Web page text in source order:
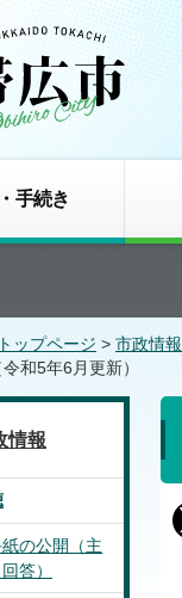
手続き
トップページ > 市政情報
和5年6月更新）
情報
の公開（主
答）